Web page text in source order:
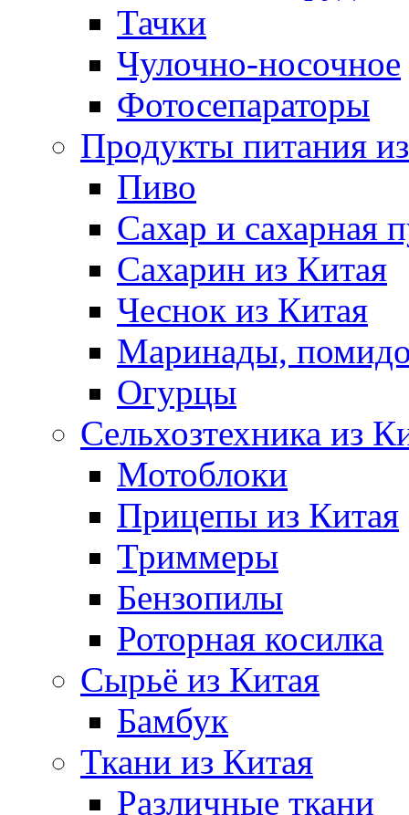
Тачки
Чулочно-носочное
Фотосепараторы
Продукты питания
Пиво
Сахар и сахарная
Сахарин из Китая
Чеснок из Китая
Маринады,
Огурцы
Сельхозтехника из
Мотоблоки
Прицепы из Китая
Триммеры
Бензопилы
Роторная косилка
Сырьё из Китая
Бамбук
Ткани из Китая
Различные ткани